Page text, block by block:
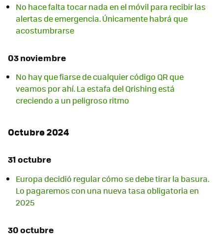
No hace falta tocar nada en el móvil para recibir las
alertas de emergencia. Únicamente habrá que
acostumbrarse
03 noviembre
No hay que fiarse de cualquier código QR que
veamos por ahí. La estafa del Qrishing está
creciendo a un peligroso ritmo
Octubre 2024
31 octubre
Europa decidió regular cómo se debe tirar la basura.
Lo pagaremos con una nueva tasa obligatoria en
2025
30 octubre